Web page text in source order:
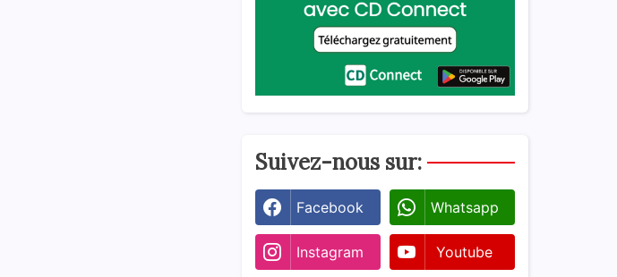
Suivez-nous sur:
Facebook Whatsapp
Instagram Youtube